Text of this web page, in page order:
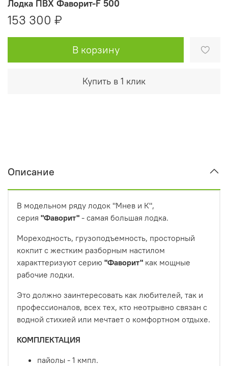
Лодка ПВХ Фаворит-F 500
153 300 ₽
В корзину
Купить в 1 клик
Описание
В модельном ряду лодок "Мнев и К",
серия "Фаворит" - самая большая лодка.
Мореходность, грузоподъемность, просторный
кокпит с жестким разборным настилом
характтеризуют серию "Фаворит" как мощные
рабочие лодки.
Это должно заинтересовать как любителей, так и
профессионалов, всех тех, кто неотрывно связан с
водной стихией или мечтает о комфортном отдыхе.
КОМПЛЕКТАЦИЯ
пайолы - 1 кмпл.